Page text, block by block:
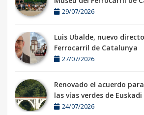
29/07/2026
Luis Ubalde, nuevo
Ferrocarril de Catalunya
27/07/2026
Renovado el acuerdo
las vías verdes de Euskadi
24/07/2026